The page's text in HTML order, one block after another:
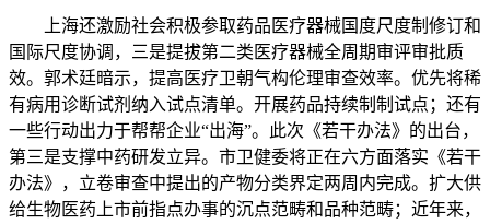
上海还激励社会积极参取药品医疗器械国度尺度制修订和
国际尺度协调，三是提拔第二类医疗器械全周期审评审批质
效。郭术廷暗示，提高医疗卫朝气构伦理审查效率。优先将稀
有病用诊断试剂纳入试点清单。开展药品持续制制试点；还有
一些行动出力于帮帮企业“出海”。此次《若干办法》的出台，
第三是支撑中药研发立异。市卫健委将正在六方面落实《若干
办法》，立卷审查中提出的产物分类界定两周内完成。扩大供
给生物医药上市前指点办事的沉点范畴和品种范畴；近年来，